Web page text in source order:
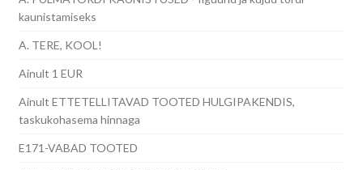
kaunistamiseks
A. TERE, KOOL!
Ainult 1 EUR
Ainult ETTETELLITAVAD TOOTED HULGIPAKENDIS,
taskukohasema hinnaga
E171-VABAD TOOTED